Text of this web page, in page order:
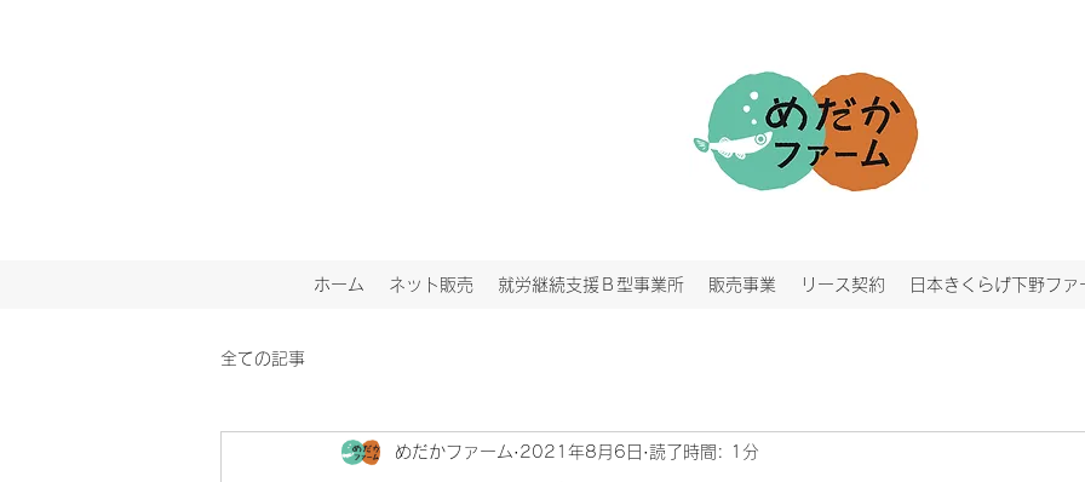
ホーム ネット販売 就労継続支援Ｂ型事業所 販売事業 リース契約 日本きくらげ下野ファ
全ての記事
めだかファーム 2021年8月6日 読了時間: 1分